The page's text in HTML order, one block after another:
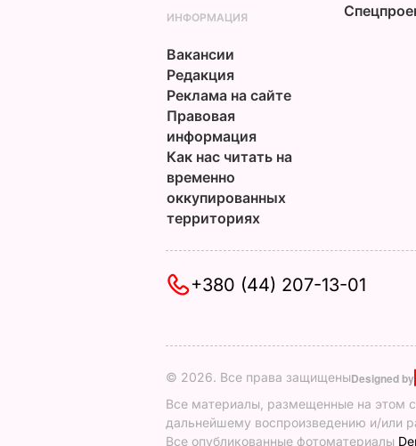
ИНФОРМАЦИЯ
Вакансии
Редакция
Реклама на сайте
Правовая
информация
Как нас читать на
временно
оккупированных
территориях
+380 (44) 207-13-01
© 2026. Все права защищеныDesigned by
Все материалы, размещенные на этом
дальнейшему воспроизведению и/или
Все опубликованные фотоматериалы